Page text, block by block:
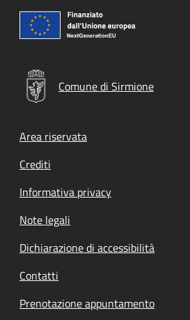
Comune di Sirmione
Footer menu
Area riservata
Crediti
Informativa privacy
Note legali
Dichiarazione di accessibilità
Contatti
Prenotazione appuntamento